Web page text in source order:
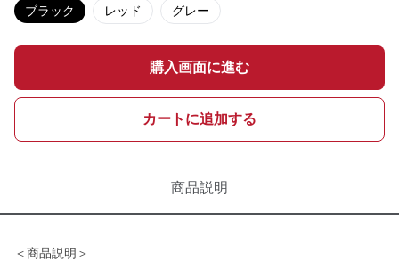
ブラック レッド グレー
購入画面に進む
カートに追加する
商品説明
＜商品説明＞